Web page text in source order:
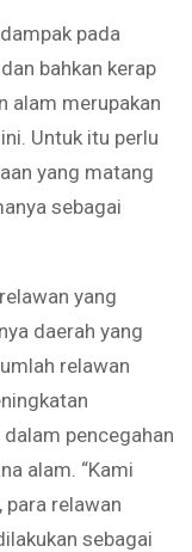
pada
bahkan kerap
alam merupakan
Untuk itu perlu
yang matang
sebagai
yang
daerah yang
relawan
pencegahan
alam. “Kami
para relawan
sebagai